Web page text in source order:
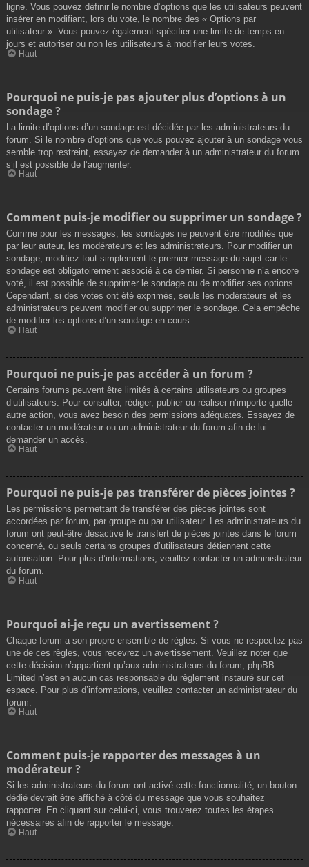
ligne. Vous pouvez définir le nombre d’options que les utilisateurs peuvent
insérer en modifiant, lors du vote, le nombre des « Options par
utilisateur ». Vous pouvez également spécifier une limite de temps en
jours et autoriser ou non les utilisateurs à modifier leurs votes.
Haut
Pourquoi ne puis-je pas ajouter plus d’options à un
sondage ?
La limite d’options d’un sondage est décidée par les administrateurs du
forum. Si le nombre d’options que vous pouvez ajouter à un sondage vous
semble trop restreint, essayez de demander à un administrateur du forum
s’il est possible de l’augmenter.
Haut
Comment puis-je modifier ou supprimer un sondage ?
Comme pour les messages, les sondages ne peuvent être modifiés que
par leur auteur, les modérateurs et les administrateurs. Pour modifier un
sondage, modifiez tout simplement le premier message du sujet car le
sondage est obligatoirement associé à ce dernier. Si personne n’a encore
voté, il est possible de supprimer le sondage ou de modifier ses options.
Cependant, si des votes ont été exprimés, seuls les modérateurs et les
administrateurs peuvent modifier ou supprimer le sondage. Cela empêche
de modifier les options d’un sondage en cours.
Haut
Pourquoi ne puis-je pas accéder à un forum ?
Certains forums peuvent être limités à certains utilisateurs ou groupes
d’utilisateurs. Pour consulter, rédiger, publier ou réaliser n’importe quelle
autre action, vous avez besoin des permissions adéquates. Essayez de
contacter un modérateur ou un administrateur du forum afin de lui
demander un accès.
Haut
Pourquoi ne puis-je pas transférer de pièces jointes ?
Les permissions permettant de transférer des pièces jointes sont
accordées par forum, par groupe ou par utilisateur. Les administrateurs du
forum ont peut-être désactivé le transfert de pièces jointes dans le forum
concerné, ou seuls certains groupes d’utilisateurs détiennent cette
autorisation. Pour plus d’informations, veuillez contacter un administrateur
du forum.
Haut
Pourquoi ai-je reçu un avertissement ?
Chaque forum a son propre ensemble de règles. Si vous ne respectez pas
une de ces règles, vous recevrez un avertissement. Veuillez noter que
cette décision n’appartient qu’aux administrateurs du forum, phpBB
Limited n’est en aucun cas responsable du règlement instauré sur cet
espace. Pour plus d’informations, veuillez contacter un administrateur du
forum.
Haut
Comment puis-je rapporter des messages à un
modérateur ?
Si les administrateurs du forum ont activé cette fonctionnalité, un bouton
dédié devrait être affiché à côté du message que vous souhaitez
rapporter. En cliquant sur celui-ci, vous trouverez toutes les étapes
nécessaires afin de rapporter le message.
Haut